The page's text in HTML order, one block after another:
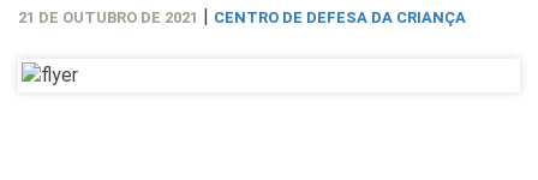
21 DE OUTUBRO DE 2021 | CENTRO DE DEFESA DA CRIANÇA